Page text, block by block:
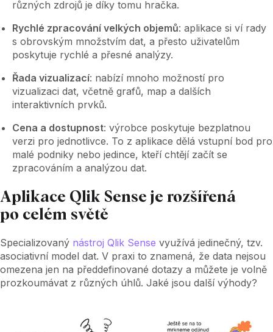
různých zdrojů je díky tomu hračka.
Rychlé zpracování velkých objemů: aplikace si ví rady
s obrovským množstvím dat, a přesto uživatelům
poskytuje rychlé a přesné analýzy.
Řada vizualizací: nabízí mnoho možností pro
vizualizaci dat, včetně grafů, map a dalších
interaktivních prvků.
Cena a dostupnost: výrobce poskytuje bezplatnou
verzi pro jednotlivce. To z aplikace dělá vstupní bod pro
malé podniky nebo jedince, kteří chtějí začít se
zpracováním a analýzou dat.
Aplikace Qlik Sense je rozšířená
po celém světě
Specializovaný nástroj Qlik Sense využívá jedinečný, tzv.
asociativní model dat. V praxi to znamená, že data nejsou
omezena jen na předdefinované dotazy a můžete je volně
prozkoumávat z různých úhlů. Jaké jsou další výhody?